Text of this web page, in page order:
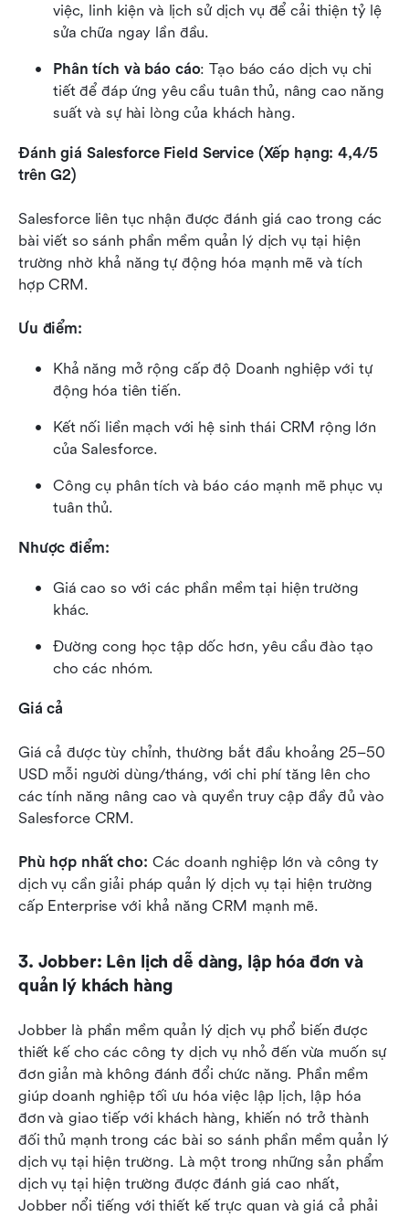
việc, linh kiện và lịch sử dịch vụ để cải thiện tỷ lệ
sửa chữa ngay lần đầu.
Phân tích và báo cáo: Tạo báo cáo dịch vụ chi
tiết để đáp ứng yêu cầu tuân thủ, nâng cao năng
suất và sự hài lòng của khách hàng.
Đánh giá Salesforce Field Service (Xếp hạng: 4,4/5
trên G2)
Salesforce liên tục nhận được đánh giá cao trong các
bài viết so sánh phần mềm quản lý dịch vụ tại hiện
trường nhờ khả năng tự động hóa mạnh mẽ và tích
hợp CRM.
Ưu điểm:
Khả năng mở rộng cấp độ Doanh nghiệp với tự
động hóa tiên tiến.
Kết nối liền mạch với hệ sinh thái CRM rộng lớn
của Salesforce.
Công cụ phân tích và báo cáo mạnh mẽ phục vụ
tuân thủ.
Nhược điểm:
Giá cao so với các phần mềm tại hiện trường
khác.
Đường cong học tập dốc hơn, yêu cầu đào tạo
cho các nhóm.
Giá cả
Giá cả được tùy chỉnh, thường bắt đầu khoảng 25–50
USD mỗi người dùng/tháng, với chi phí tăng lên cho
các tính năng nâng cao và quyền truy cập đầy đủ vào
Salesforce CRM.
Phù hợp nhất cho: Các doanh nghiệp lớn và công ty
dịch vụ cần giải pháp quản lý dịch vụ tại hiện trường
cấp Enterprise với khả năng CRM mạnh mẽ.
3. Jobber: Lên lịch dễ dàng, lập hóa đơn và
quản lý khách hàng
Jobber là phần mềm quản lý dịch vụ phổ biến được
thiết kế cho các công ty dịch vụ nhỏ đến vừa muốn sự
đơn giản mà không đánh đổi chức năng. Phần mềm
giúp doanh nghiệp tối ưu hóa việc lập lịch, lập hóa
đơn và giao tiếp với khách hàng, khiến nó trở thành
đối thủ mạnh trong các bài so sánh phần mềm quản lý
dịch vụ tại hiện trường. Là một trong những sản phẩm
dịch vụ tại hiện trường được đánh giá cao nhất,
Jobber nổi tiếng với thiết kế trực quan và giá cả phải